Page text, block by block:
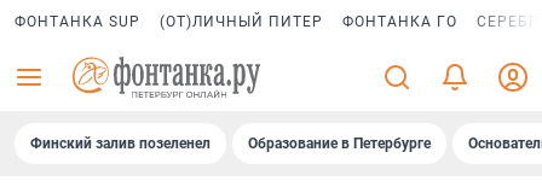
ФОНТАНКА SUP (ОТ)ЛИЧНЫЙ ПИТЕР ФОНТАНКА ГО
Финский залив позеленел Образование в Петербурге